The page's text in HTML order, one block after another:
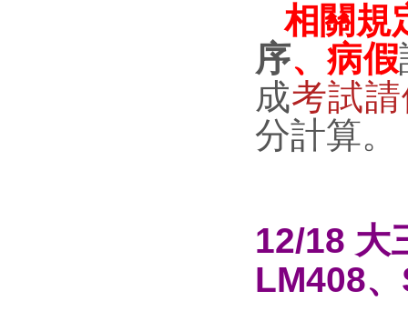
相關規
序、病假
成考試
分計算。
12/18 大
LM408